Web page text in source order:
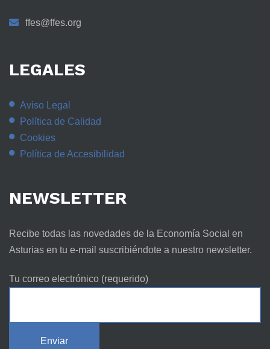
ffes@ffes.org
LEGALES
Aviso Legal
Política de Calidad
Cookies
Política de Accesibilidad
NEWSLETTER
Recibe todas las novedades de la Economía Social en
Asturias en tu e-mail suscribiéndote a nuestro newsletter.
Tu correo electrónico (requerido)